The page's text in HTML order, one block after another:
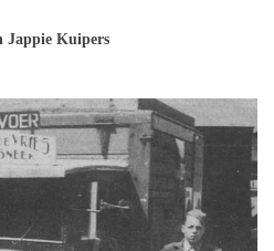
Jappie Kuipers